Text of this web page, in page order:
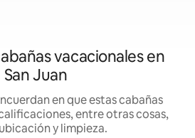
vacacionales en
San Juan
en que estas cabañas
entre otras cosas,
y limpieza.